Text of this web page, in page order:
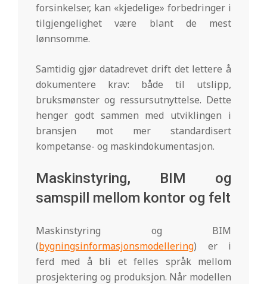
forsinkelser, kan «kjedelige» forbedringer i
tilgjengelighet være blant de mest
lønnsomme.
Samtidig gjør datadrevet drift det lettere å
dokumentere krav: både til utslipp,
bruksmønster og ressursutnyttelse. Dette
henger godt sammen med utviklingen i
bransjen mot mer standardisert
kompetanse- og maskindokumentasjon.
Maskinstyring, BIM og
samspill mellom kontor og felt
Maskinstyring og BIM
(bygningsinformasjonsmodellering) er i
ferd med å bli et felles språk mellom
prosjektering og produksjon. Når modellen